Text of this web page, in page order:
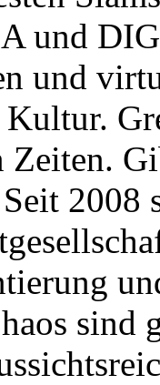
und
und
2008
sind